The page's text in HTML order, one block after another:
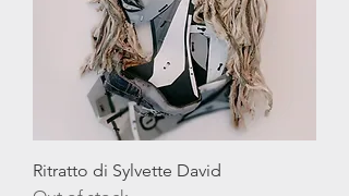
Ritratto di Sylvette David